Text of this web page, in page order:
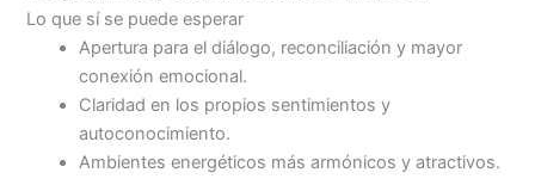
Lo que sí se puede esperar
Apertura para el diálogo, reconciliación y mayor
conexión emocional.
Claridad en los propios sentimientos y
autoconocimiento.
Ambientes energéticos más armónicos y atractivos.